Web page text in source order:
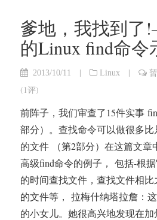
爹地，我找到了
的Linux find命令
2013/10/11 | Linux |
(1评)
前阵子，我们审查了15件实事
部分）。查找命令可以做很多
的文件 （第2部分）在这篇文章
高级find命令的例子， 包括-根
的时间查找文件，查找文件相
的文件等， 拉梅什纳塔拉詹：
的小女儿。她很高兴地发现在加